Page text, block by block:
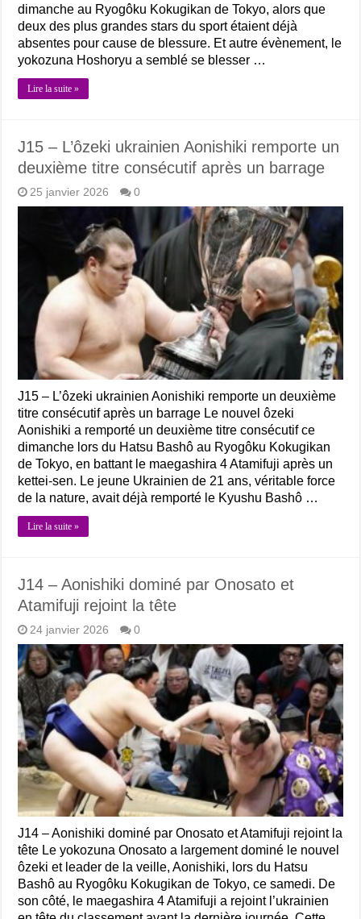
dimanche au Ryogôku Kokugikan de Tokyo, alors que
deux des plus grandes stars du sport étaient déjà
absentes pour cause de blessure. Et autre évènement, le
yokozuna Hoshoryu a semblé se blesser …
Lire la suite »
J15 – L’ôzeki ukrainien Aonishiki remporte un
deuxième titre consécutif après un barrage
25 janvier 2026 0
J15 – L’ôzeki ukrainien Aonishiki remporte un deuxième
titre consécutif après un barrage Le nouvel ôzeki
Aonishiki a remporté un deuxième titre consécutif ce
dimanche lors du Hatsu Bashô au Ryogôku Kokugikan
de Tokyo, en battant le maegashira 4 Atamifuji après un
kettei-sen. Le jeune Ukrainien de 21 ans, véritable force
de la nature, avait déjà remporté le Kyushu Bashô …
Lire la suite »
J14 – Aonishiki dominé par Onosato et
Atamifuji rejoint la tête
24 janvier 2026 0
J14 – Aonishiki dominé par Onosato et Atamifuji rejoint la
tête Le yokozuna Onosato a largement dominé le nouvel
ôzeki et leader de la veille, Aonishiki, lors du Hatsu
Bashô au Ryogôku Kokugikan de Tokyo, ce samedi. De
son côté, le maegashira 4 Atamifuji a rejoint l’ukrainien